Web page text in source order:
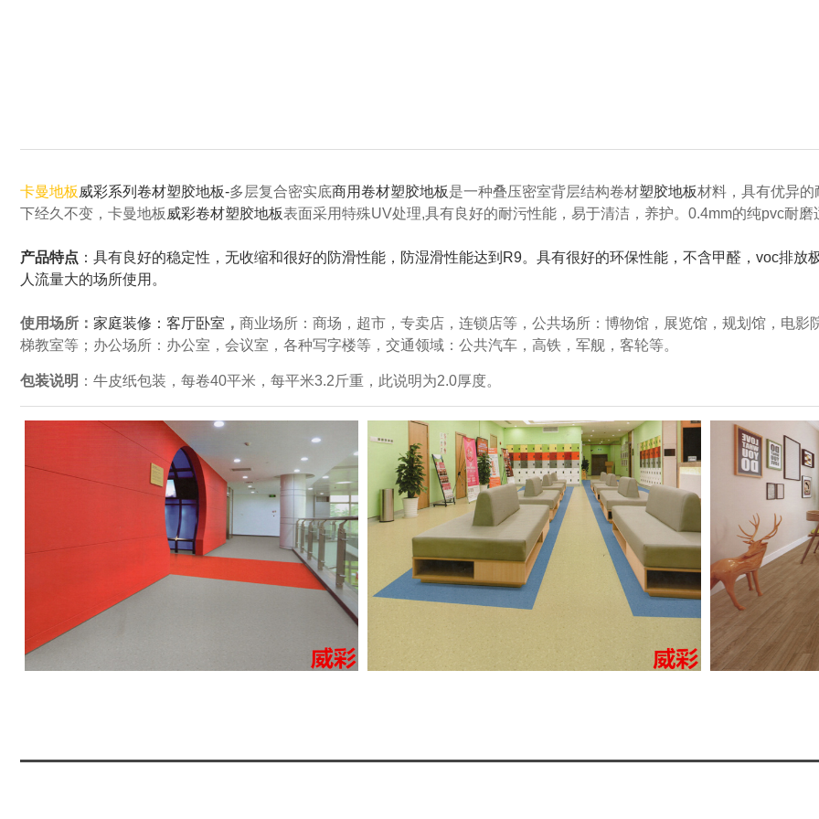
卡曼地板 威彩系列卷材塑胶地板-多层复合密实底商用卷材塑胶地板是一种叠压密室背层结构卷材塑胶地板材料，具有优异
下经久不变，卡曼地板 威彩卷材塑胶地板表面采用特殊UV处理,具有良好的耐污性能，易于清洁，养护。0.4mm的纯pvc耐
产品特点 ：具有良好的稳定性，无收缩和很好的防滑性能，防湿滑性能达到R9。具有很好的环保性能，不含甲醛，voc排
人流量大的场所使用。
使用场所： 家庭装修：客厅卧室 ， 商业场所：商场，超市，专卖店，连锁店等，公共场所：博物馆，展览馆，规划馆，电
梯教室等；办公场所：办公室，会议室，各种写字楼等，交通领域：公共汽车，高铁，军舰，客轮等。
包装说明 ：牛皮纸包装，每卷40平米，每平米3.2斤重，此说明为2.0厚度。